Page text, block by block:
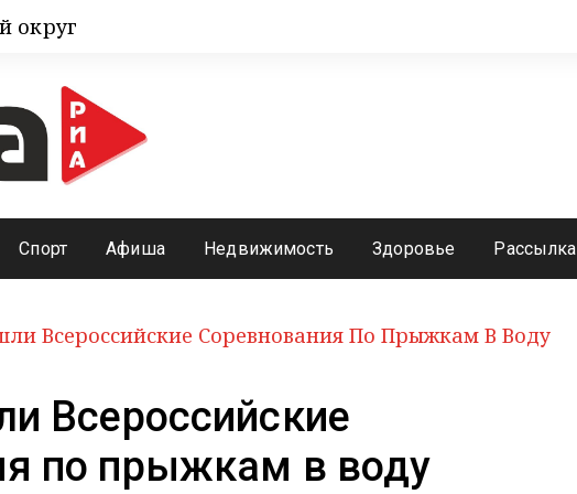
округ
Спорт Афиша Недвижимость Здоровье Рассылка
Всероссийские Соревнования По Прыжкам В Воду
Всероссийские
по прыжкам в воду